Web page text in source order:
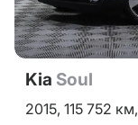
Kia Soul
2015, 115 752 км,